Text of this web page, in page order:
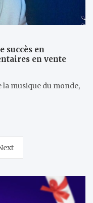
succès en
en vente
la musique du monde,